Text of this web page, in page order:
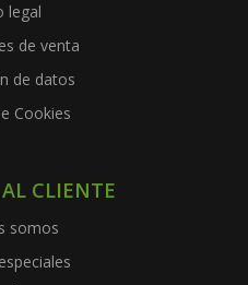
legal
de venta
de datos
Cookies
CLIENTE
somos